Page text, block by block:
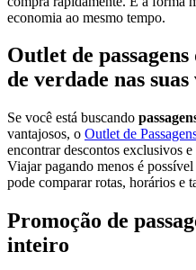
economia ao mesmo tempo.
Outlet de
de verdade nas suas
Se você está buscando
vantajosos, o Outlet de
encontrar descontos exclusivos
Viajar pagando menos é
pode comparar rotas, horários e
Promoção de
inteiro